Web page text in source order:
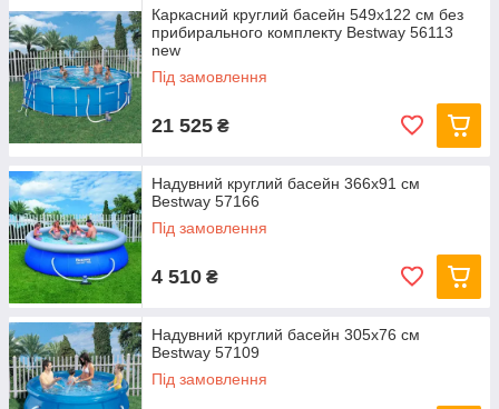
Каркасний круглий басейн 549x122 см без
прибирального комплекту Bestway 56113
new
Під замовлення
21 525 ₴
Надувний круглий басейн 366х91 см
Bestway 57166
Під замовлення
4 510 ₴
Надувний круглий басейн 305х76 см
Bestway 57109
Під замовлення